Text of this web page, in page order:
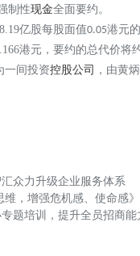
制性现金全面要约。
亿股每股面值0.05港元
港元，要约的总代价将
一间投资控股公司 ，由黄
众力升级企业服务体系
，增强危机感、使命感
题培训，提升全员招商能